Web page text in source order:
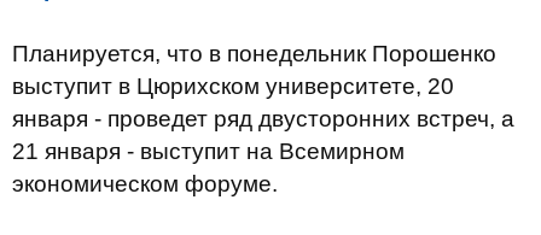
Планируется, что в понедельник Порошенко
выступит в Цюрихском университете, 20
января - проведет ряд двусторонних встреч, а
21 января - выступит на Всемирном
экономическом форуме.